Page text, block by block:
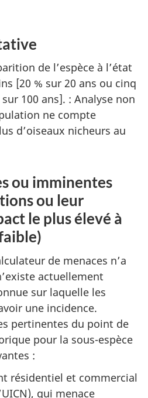
de l’espèce à l’état
[20 % sur 20 ans ou cinq
100 ans]. : Analyse non
ne compte
d’oiseaux nicheurs au
ou imminentes
ou leur
le plus élevé à
de menaces n’a
actuellement
sur laquelle les
une incidence.
pertinentes du point de
pour la sous-espèce
:
résidentiel et commercial
qui menace